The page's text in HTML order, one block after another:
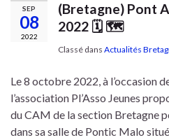
SEP
08
2022
(Bretagne) Pont
2022 🗓 🗺
Classé dans Actualités
Le 8 octobre 2022, à l’occasion
l’association Pl’Asso Jeunes
du CAM de la section Bretagne
dans sa salle de Pontic Malo